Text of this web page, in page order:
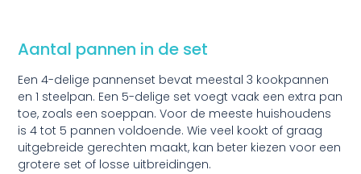
Aantal pannen in de set
Een4-delige pannenset bevat meestal 3 kookpannen
en 1 steelpan. Een 5-delige set voegt vaak een extra pan
toe, zoals een soeppan. Voor de meeste huishoudens
is 4 tot 5 pannen voldoende. Wie veel kookt of graag
uitgebreide gerechten maakt, kan beter kiezen voor een
grotere set of losse uitbreidingen.